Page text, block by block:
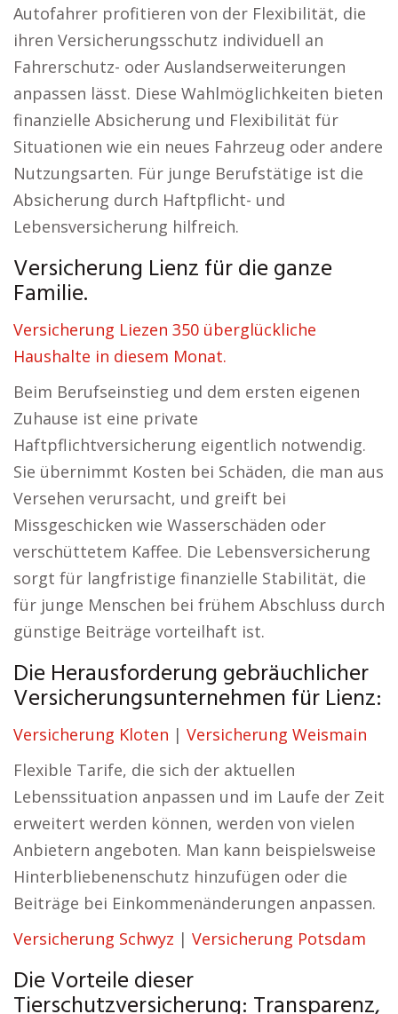
Autofahrer profitieren von der Flexibilität, die
ihren Versicherungsschutz individuell an
Fahrerschutz- oder Auslandserweiterungen
anpassen lässt. Diese Wahlmöglichkeiten bieten
finanzielle Absicherung und Flexibilität für
Situationen wie ein neues Fahrzeug oder andere
Nutzungsarten. Für junge Berufstätige ist die
Absicherung durch Haftpflicht- und
Lebensversicherung hilfreich.
Versicherung Lienz für die ganze
Familie.
Versicherung Liezen 350 überglückliche
Haushalte in diesem Monat.
Beim Berufseinstieg und dem ersten eigenen
Zuhause ist eine private
Haftpflichtversicherung eigentlich notwendig.
Sie übernimmt Kosten bei Schäden, die man aus
Versehen verursacht, und greift bei
Missgeschicken wie Wasserschäden oder
verschüttetem Kaffee. Die Lebensversicherung
sorgt für langfristige finanzielle Stabilität, die
für junge Menschen bei frühem Abschluss durch
günstige Beiträge vorteilhaft ist.
Die Herausforderung gebräuchlicher
Versicherungsunternehmen für Lienz:
Versicherung Kloten | Versicherung Weismain
Flexible Tarife, die sich der aktuellen
Lebenssituation anpassen und im Laufe der Zeit
erweitert werden können, werden von vielen
Anbietern angeboten. Man kann beispielsweise
Hinterbliebenenschutz hinzufügen oder die
Beiträge bei Einkommenänderungen anpassen.
Versicherung Schwyz | Versicherung Potsdam
Die Vorteile dieser
Tierschutzversicherung: Transparenz,